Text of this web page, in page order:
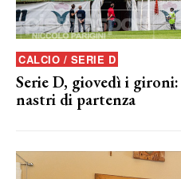
CALCIO / SERIE D
Serie D, giovedì i
nastri di partenza